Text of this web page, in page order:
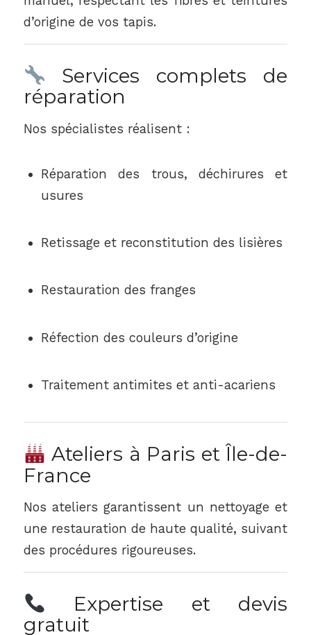
d’origine de vos tapis.
Services complets de
réparation
Nos spécialistes réalisent :
Réparation des trous, déchirures et
usures
Retissage et reconstitution des lisières
Restauration des franges
Réfection des couleurs d’origine
Traitement antimites et anti-acariens
Ateliers à Paris et Île-de-
France
Nos ateliers garantissent un nettoyage et
une restauration de haute qualité, suivant
des procédures rigoureuses.
Expertise et devis
gratuit